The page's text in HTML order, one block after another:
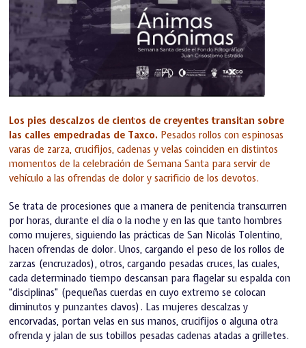
Los pies descalzos de cientos de creyentes transitan sobre
las calles empedradas de Taxco. Pesados rollos con espinosas
varas de zarza, crucifijos, cadenas y velas coinciden en distintos
momentos de la celebración de Semana Santa para servir de
vehículo a las ofrendas de dolor y sacrificio de los devotos.
Se trata de procesiones que a manera de penitencia transcurren
por horas, durante el día o la noche y en las que tanto hombres
como mujeres, siguiendo las prácticas de San Nicolás Tolentino,
hacen ofrendas de dolor. Unos, cargando el peso de los rollos de
zarzas (encruzados), otros, cargando pesadas cruces, las cuales,
cada determinado tiempo descansan para flagelar su espalda con
“disciplinas” (pequeñas cuerdas en cuyo extremo se colocan
diminutos y punzantes clavos). Las mujeres descalzas y
encorvadas, portan velas en sus manos, crucifijos o alguna otra
ofrenda y jalan de sus tobillos pesadas cadenas atadas a grilletes.